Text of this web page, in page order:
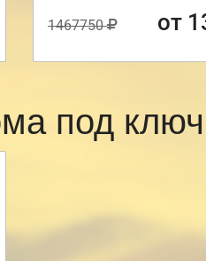
1467750 от
под